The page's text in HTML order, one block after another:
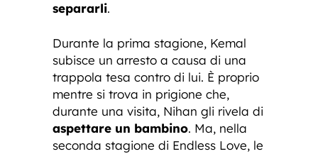
separarli.
Durante la prima stagione, Kemal
subisce un arresto a causa di una
trappola tesa contro di lui. È proprio
mentre si trova in prigione che,
durante una visita, Nihan gli rivela di
aspettare un bambino. Ma, nella
seconda stagione di Endless Love, le